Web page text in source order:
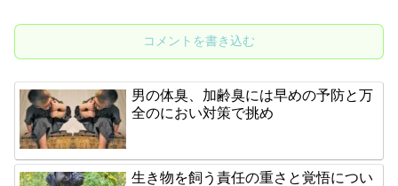
コメントを書き込む
男の体臭、加齢臭には早めの予防と万
全のにおい対策で挑め
生き物を飼う責任の重さと覚悟につい